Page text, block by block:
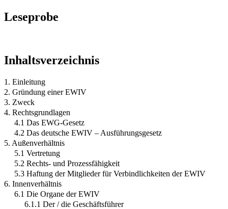
Leseprobe
Inhaltsverzeichnis
1. Einleitung
2. Gründung einer EWIV
3. Zweck
4. Rechtsgrundlagen
4.1 Das EWG-Gesetz
4.2 Das deutsche EWIV – Ausführungsgesetz
5. Außenverhältnis
5.1 Vertretung
5.2 Rechts- und Prozessfähigkeit
5.3 Haftung der Mitglieder für Verbindlichkeiten der EWIV
6. Innenverhältnis
6.1 Die Organe der EWIV
6.1.1 Der / die Geschäftsführer